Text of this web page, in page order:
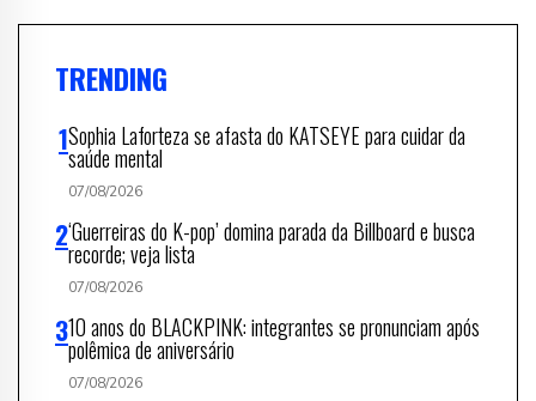
TRENDING
Sophia Laforteza se afasta do KATSEYE para cuidar da
saúde mental
07/08/2026
‘Guerreiras do K-pop’ domina parada da Billboard e busca
recorde; veja lista
07/08/2026
10 anos do BLACKPINK: integrantes se pronunciam após
polêmica de aniversário
07/08/2026